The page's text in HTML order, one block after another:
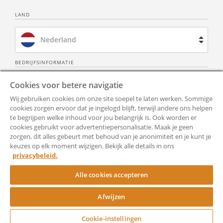
Overtredingen huisregels & boetes
Indien deze huisregels niet worden
nageleefd, brengen wij hiervoor een
boete in rekening.
Is de overtreding van individuele aard,
dan brengen we de boete in rekening bij
de overtreder zelf, tenzij het niet duidelijk
is wie de overtreder is.
Is de overtreding van collectieve aard of is
niet duidelijk wie de individuele
overtreder is, dan brengen wij de boete
aan alle bewoners gezamenlijk in
LAND
Nederland
Brazilië
Spanje
Frankrijk
Verenigd Koninkrijk
Verenigde Staten
BEDRIJFSINFORMATIE
Over ons
Privacy Policy
Gebruiksvoorwaarden
Hulp
Neem contact op
Alle documenten
Toegankelijkheid
Cookie-instellingen
Copyright ©Rocket Lawyer
Cookies voor betere navigatie
Wij gebruiken cookies om onze site soepel te laten werken. Sommige
cookies zorgen ervoor dat je ingelogd blijft, terwijl andere ons helpen
te begrijpen welke inhoud voor jou belangrijk is. Ook worden er
cookies gebruikt voor advertentiepersonalisatie. Maak je geen
zorgen, dit alles gebeurt met behoud van je anonimiteit en je kunt je
keuzes op elk moment wijzigen. Bekijk alle details in ons
privacybeleid.
Alle cookies accepteren
Afwijzen
Cookie-instellingen